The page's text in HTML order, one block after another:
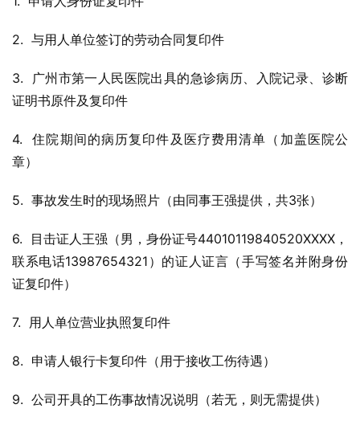
2.  与用人单位签订的劳动合同复印件
3.  广州市第一人民医院出具的急诊病历、入院记录、诊断
证明书原件及复印件
4.  住院期间的病历复印件及医疗费用清单（加盖医院公
章）
5.  事故发生时的现场照片（由同事王强提供，共3张）
6.  目击证人王强（男，身份证号44010119840520XXXX，
联系电话13987654321）的证人证言（手写签名并附身份
证复印件）
7.  用人单位营业执照复印件
8.  申请人银行卡复印件（用于接收工伤待遇）
9.  公司开具的工伤事故情况说明（若无，则无需提供）